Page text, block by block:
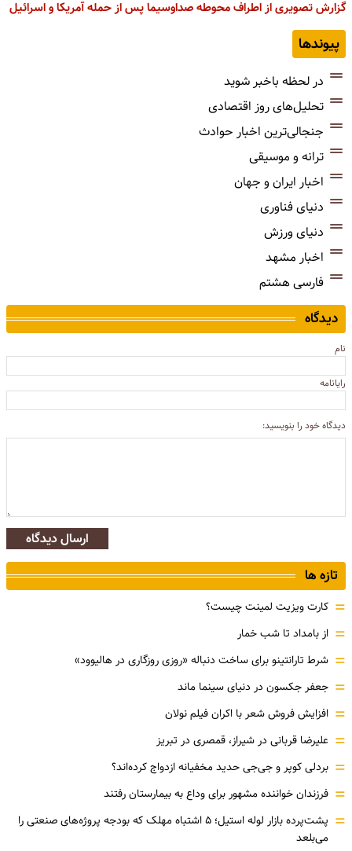
گزارش تصویری از اطراف محوطه صداوسیما پس از حمله آمریکا و اسرائیل
پیوندها
در لحظه باخبر شوید
تحلیل‌های روز اقتصادی
جنجالی‌ترین اخبار حوادث
ترانه و موسیقی
اخبار ایران و جهان
دنیای فناوری
دنیای ورزش
اخبار مشهد
فارسی هشتم
دیدگاه
نام
رایانامه
دیدگاه خود را بنویسید:
ارسال دیدگاه
تازه ها
= کارت ویزیت لمینت چیست؟
= از بامداد تا شب خمار
= شرط تارانتینو برای ساخت دنباله «روزی روزگاری در هالیوود»
= جعفر جکسون در دنیای سینما ماند
= افزایش فروش شعر با اکران فیلم نولان
= علیرضا قربانی در شیراز، قمصری در تبریز
= بردلی کوپر و جی‌جی حدید مخفیانه ازدواج کرده‌اند؟
= فرزندان خواننده مشهور برای وداع به بیمارستان رفتند
=
پشت‌پرده بازار لوله استیل؛ ۵ اشتباه مهلک که بودجه پروژه‌های صنعتی را
می‌بلعد